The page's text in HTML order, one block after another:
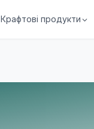
Крафтові продукти